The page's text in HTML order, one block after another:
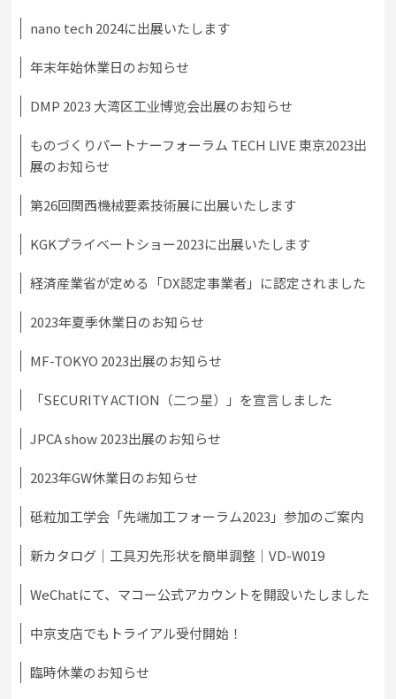
nano tech 2024に出展いたします
年末年始休業日のお知らせ
DMP 2023 大湾区工业博览会出展のお知らせ
ものづくりパートナーフォーラム TECH LIVE 東京2023出
展のお知らせ
第26回関西機械要素技術展に出展いたします
KGKプライベートショー2023に出展いたします
経済産業省が定める「DX認定事業者」に認定されました
2023年夏季休業日のお知らせ
MF-TOKYO 2023出展のお知らせ
「SECURITY ACTION（二つ星）」を宣言しました
JPCA show 2023出展のお知らせ
2023年GW休業日のお知らせ
砥粒加工学会「先端加工フォーラム2023」参加のご案内
新カタログ｜工具刃先形状を簡単調整｜VD-W019
WeChatにて、マコー公式アカウントを開設いたしました
中京支店でもトライアル受付開始！
臨時休業のお知らせ